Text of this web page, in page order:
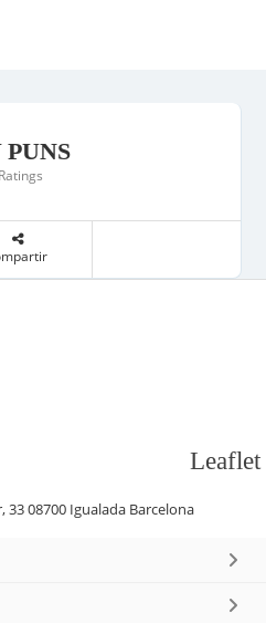
PUNS
Ratings
Leaflet
33 08700 Igualada Barcelona